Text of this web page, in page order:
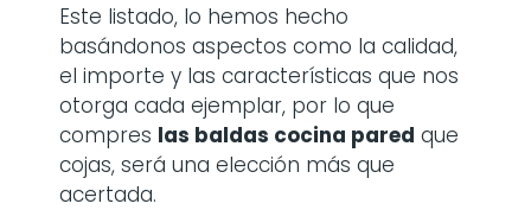
Este listado, lo hemos hecho
basándonos aspectos como la calidad,
el importe y las características que nos
otorga cada ejemplar, por lo que
compres las baldas cocina pared que
cojas, será una elección más que
acertada.